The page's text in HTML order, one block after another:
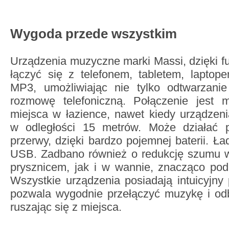
Wygoda przede wszystkim
Urządzenia muzyczne marki Massi, dzięki
łączyć się z telefonem, tabletem,
MP3, umożliwiając nie tylko
rozmowę telefoniczną. Połączenie jest
miejsca w łazience, nawet kiedy
w odległości 15 metrów. Może
przerwy, dzięki bardzo pojemnej baterii.
USB. Zadbano również o redukcję szumu
prysznicem, jak i w wannie, znacząco
Wszystkie urządzenia posiadają intuicyjny
pozwala wygodnie przełączyć muzykę i
ruszając się z miejsca.